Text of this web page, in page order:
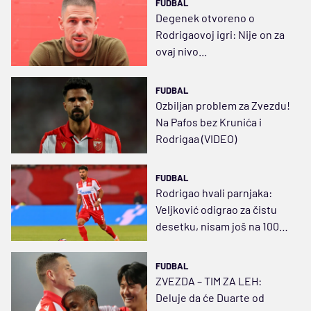
FUDBAL
Degenek otvoreno o
Rodrigaovoj igri: Nije on za
ovaj nivo...
FUDBAL
Ozbiljan problem za Zvezdu!
Na Pafos bez Krunića i
Rodrigaa (VIDEO)
FUDBAL
Rodrigao hvali parnjaka:
Veljković odigrao za čistu
desetku, nisam još na 100
FUDBAL
ZVEZDA – TIM ZA LEH:
Deluje da će Duarte od